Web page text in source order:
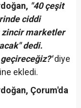
"40 çeşit
ciddi
zincir marketler
dedi.
geçireceğiz?'diye
ekledi.
Çorum'da